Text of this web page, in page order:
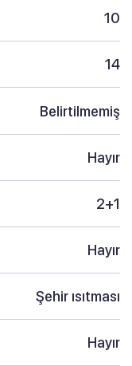
10
14
Belirtilmemiş
Hayır
2+1
Hayır
Şehir ısıtması
Hayır